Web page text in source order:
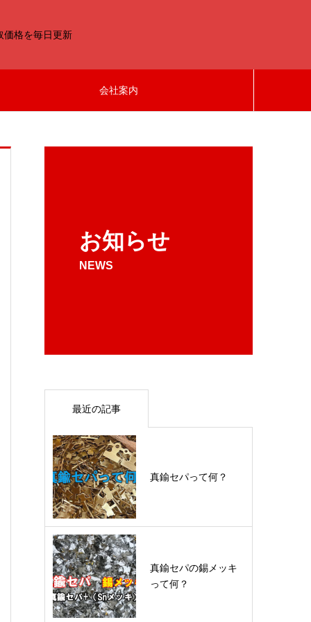
価格を毎日更新
会社案内
お知らせ
NEWS
最近の記事
真鍮セパって何？
真鍮セパの錫メッキ
って何？